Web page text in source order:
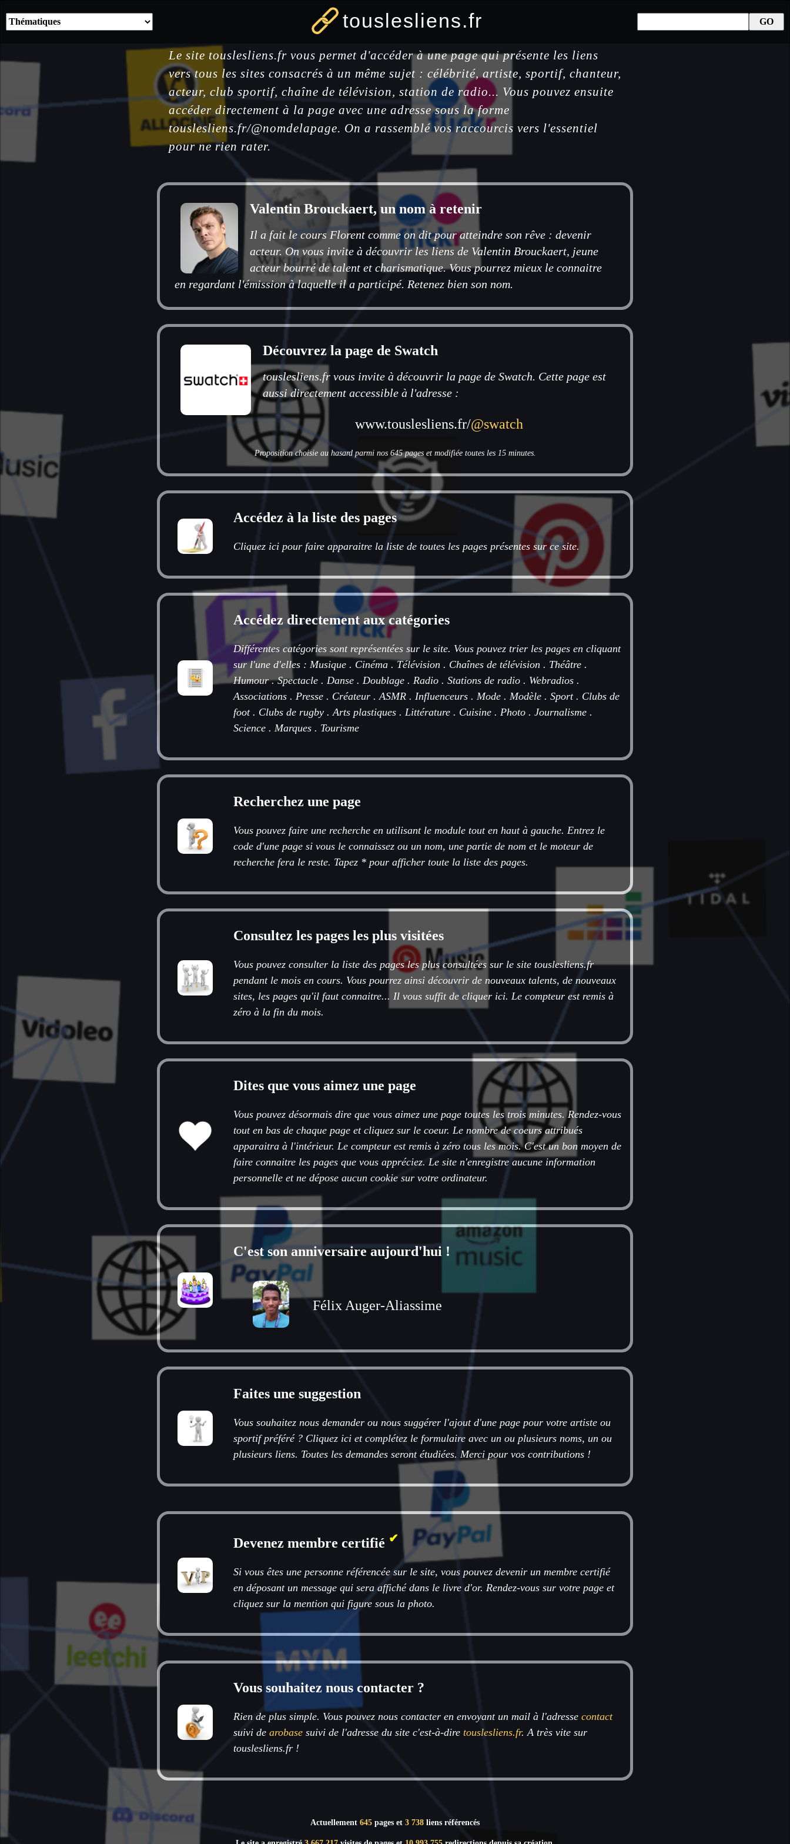
touslesliens.fr
Le site touslesliens.fr vous permet d'accéder à une page qui présente les liens
vers tous les sites consacrés à un même sujet : célébrité, artiste, sportif, chanteur,
acteur, club sportif, chaîne de télévision, station de radio... Vous pouvez ensuite
accéder directement à la page avec une adresse sous la forme
touslesliens.fr/@nomdelapage. On a rassemblé vos raccourcis vers l'essentiel
pour ne rien rater.
Valentin Brouckaert, un nom à retenir
Il a fait le cours Florent comme on dit pour atteindre son rêve : devenir
acteur. On vous invite à découvrir les liens de Valentin Brouckaert, jeune
acteur bourré de talent et charismatique. Vous pourrez mieux le connaitre
en regardant l'émission à laquelle il a participé. Retenez bien son nom.
Découvrez la page de Swatch
touslesliens.fr vous invite à découvrir la page de Swatch. Cette page est
aussi directement accessible à l'adresse :
www.touslesliens.fr/@swatch
Proposition choisie au hasard parmi nos 645 pages et modifiée toutes les 15 minutes.
Accédez à la liste des pages
Cliquez ici pour faire apparaitre la liste de toutes les pages présentes sur ce site.
Accédez directement aux catégories
Différentes catégories sont représentées sur le site. Vous pouvez trier les pages en cliquant
sur l'une d'elles : Musique . Cinéma . Télévision . Chaînes de télévision . Théâtre .
Humour.Spectacle . Danse . Doublage . Radio . Stations de radio . Webradios .
Associations . Presse . Créateur .ASMR . Influenceurs . Mode . Modèle . Sport. Clubs de
foot. Clubs de rugby .Arts plastiques . Littérature . Cuisine . Photo . Journalisme .
Science . Marques . Tourisme
Recherchez une page
Vous pouvez faire une recherche en utilisant le module tout en haut à gauche. Entrez le
code d'une page si vous le connaissez ou un nom, une partie de nom et le moteur de
recherche fera le reste. Tapez * pour afficher toute la liste des pages.
Consultez les pages les plus visitées
Vous pouvez consulter la liste des pages les plus consultées sur le site touslesliens.fr
pendant le mois en cours. Vous pourrez ainsi découvrir de nouveaux talents, de nouveaux
sites, les pages qu'il faut connaitre... Il vous suffit de cliquer ici. Le compteur est remis à
zéro à la fin du mois.
Dites que vous aimez une page
Vous pouvez désormais dire que vous aimez une page toutes les trois minutes. Rendez-vous
tout en bas de chaque page et cliquez sur le coeur. Le nombre de coeurs attribués
apparaitra à l'intérieur. Le compteur est remis à zéro tous les mois. C'est un bon moyen de
faire connaitre les pages que vous appréciez. Le site n'enregistre aucune information
personnelle et ne dépose aucun cookie sur votre ordinateur.
C'est son anniversaire aujourd'hui !
Félix Auger-Aliassime
Faites une suggestion
Vous souhaitez nous demander ou nous suggérer l'ajout d'une page pour votre artiste ou
sportif préféré ? Cliquez ici et complétez le formulaire avec un ou plusieurs noms, un ou
plusieurs liens. Toutes les demandes seront étudiées. Merci pour vos contributions !
Devenez membre certifié ✔
Si vous êtes une personne référencée sur le site, vous pouvez devenir un membre certifié
en déposant un message qui sera affiché dans le livre d'or. Rendez-vous sur votre page et
cliquez sur la mention qui figure sous la photo.
Vous souhaitez nous contacter ?
Rien de plus simple. Vous pouvez nous contacter en envoyant un mail à l'adresse contact
suivi de arobase suivi de l'adresse du site c'est-à-dire touslesliens.fr. A très vite sur
touslesliens.fr !
Actuellement 645 pages et 3 738 liens référencés